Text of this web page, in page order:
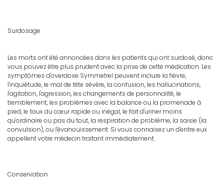
Surdosage
Les morts ont été annoncées dans les patients qui ont surdosé, donc
vous pouvez être plus prudent avec la prise de cette médication. Les
symptômes d'overdose Symmetrel peuvent inclure la fièvre,
l'inquiétude, le mal de tête sévère, la confusion, les hallucinations,
l'agitation, l'agression, les changements de personnalité, le
tremblement, les problèmes avec la balance ou la promenade à
pied, le taux du cœur rapide ou inégal, le fait d'uriner moins
qu'ordinaire ou pas du tout, la respiration de problème, la saisie (la
convulsion), ou l'évanouissement. Si vous connaisez un d'entre eux
appellent votre médecin traitant immédiatement.
Conservation